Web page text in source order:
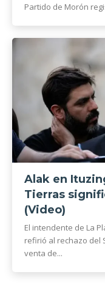
Partido de Morón
Alak en
Tierras
(Video)
El intendente de La
refirió al rechazo del
venta de...